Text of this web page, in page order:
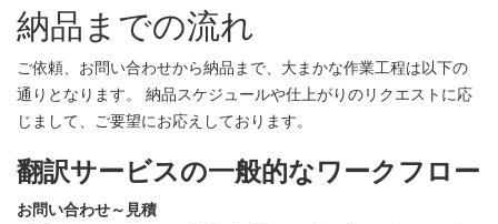
納品までの流れ
ご依頼、お問い合わせから納品まで、大まかな作業工程は以下の
通りとなります。 納品スケジュールや仕上がりのリクエストに応
じまして、ご要望にお応えしております。
翻訳サービスの一般的なワークフロー
お問い合わせ～見積